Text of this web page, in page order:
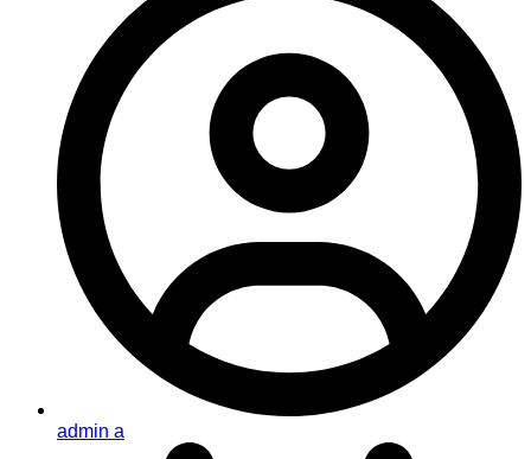
admin a